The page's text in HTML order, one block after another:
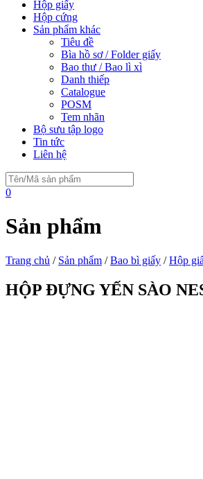
Hộp giấy
Hộp cứng
Sản phẩm khác
Tiêu đề
Bìa hồ sơ / Folder giấy
Bao thư / Bao lì xì
Danh thiếp
Catalogue
POSM
Tem nhãn
Bộ sưu tập logo
Tin tức
Liên hệ
0
Sản phẩm
Trang chủ / Sản phẩm /Bao bì giấy /Hộp
HỘP ĐỰNG YẾN SÀO